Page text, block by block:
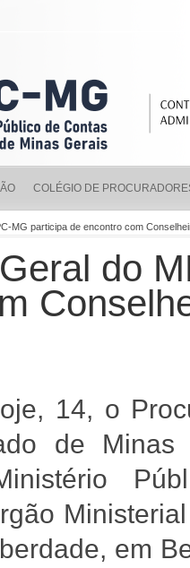
COLÉGIO DE
MG participa de encontro com
do
14, o
de Minas
em